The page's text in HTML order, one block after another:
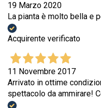
19 Marzo 2020
La pianta è molto bella e
Acquirente verificato
11 Novembre 2017
Arrivato in ottime
spettacolo da ammirare!